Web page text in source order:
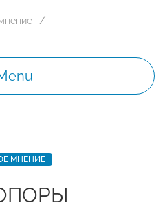
МНЕНИЕ